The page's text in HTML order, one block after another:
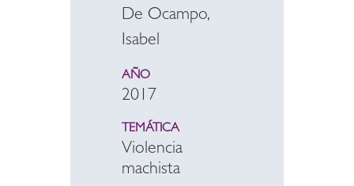
De Ocampo,
Isabel
AÑO
2017
TEMÁTICA
Violencia
machista